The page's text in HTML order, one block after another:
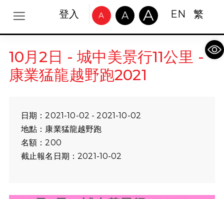
登入 A A A EN 繁
10月2日 - 城中美景行11公里 -
康業猛龍越野跑2021
日期：2021-10-02 - 2021-10-02
地點：康業猛龍越野跑
名額：200
截止報名日期：2021-10-02